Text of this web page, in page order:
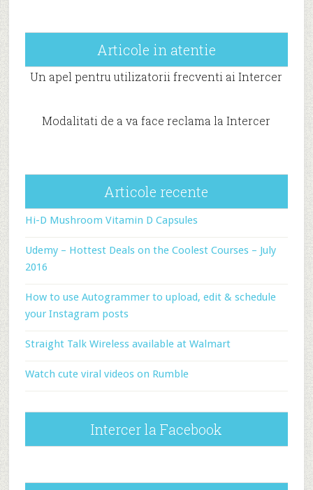
Articole in atentie
Un apel pentru utilizatorii frecventi ai Intercer
Modalitati de a va face reclama la Intercer
Articole recente
Hi-D Mushroom Vitamin D Capsules
Udemy – Hottest Deals on the Coolest Courses – July
2016
How to use Autogrammer to upload, edit & schedule
your Instagram posts
Straight Talk Wireless available at Walmart
Watch cute viral videos on Rumble
Intercer la Facebook